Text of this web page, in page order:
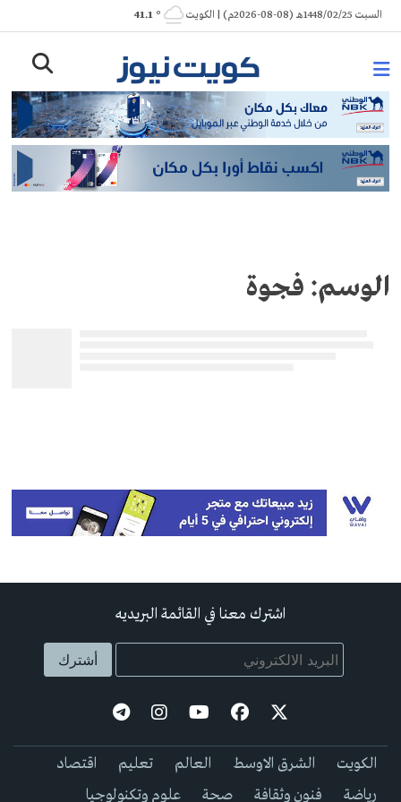
Skip
to
السبت 1448/02/25هـ (08-08-2026م) | الكويت ° 41.1
الوسم: فجوة
اشترك معنا في القائمة البريديه
الكويت الشرق الاوسط العالم تعليم
اقتصاد
رياضة
فنون وثقافة صحة علوم وتكنولوجيا